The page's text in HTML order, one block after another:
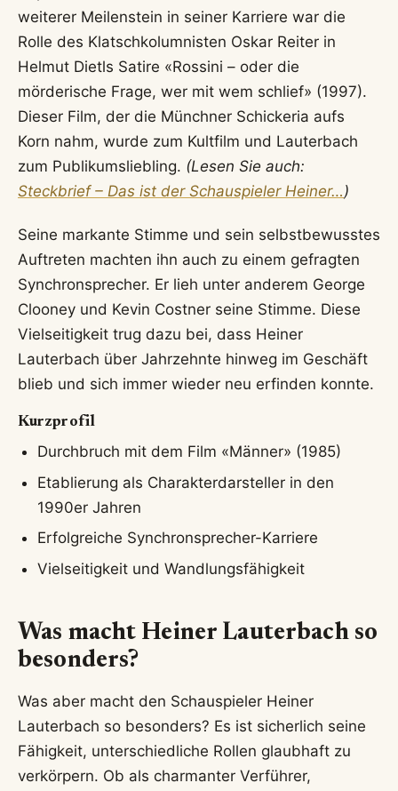
weiterer Meilenstein in seiner Karriere war die
Rolle des Klatschkolumnisten Oskar Reiter in
Helmut Dietls Satire «Rossini – oder die
mörderische Frage, wer mit wem schlief» (1997).
Dieser Film, der die Münchner Schickeria aufs
Korn nahm, wurde zum Kultfilm und Lauterbach
zum Publikumsliebling. (Lesen Sie auch:
Steckbrief – Das ist der Schauspieler Heiner…)
Seine markante Stimme und sein selbstbewusstes
Auftreten machten ihn auch zu einem gefragten
Synchronsprecher. Er lieh unter anderem George
Clooney und Kevin Costner seine Stimme. Diese
Vielseitigkeit trug dazu bei, dass Heiner
Lauterbach über Jahrzehnte hinweg im Geschäft
blieb und sich immer wieder neu erfinden konnte.
Kurzprofil
Durchbruch mit dem Film «Männer» (1985)
Etablierung als Charakterdarsteller in den
1990er Jahren
Erfolgreiche Synchronsprecher-Karriere
Vielseitigkeit und Wandlungsfähigkeit
Was macht Heiner Lauterbach so
besonders?
Was aber macht den Schauspieler Heiner
Lauterbach so besonders? Es ist sicherlich seine
Fähigkeit, unterschiedliche Rollen glaubhaft zu
verkörpern. Ob als charmanter Verführer,